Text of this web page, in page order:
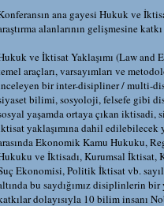
ana gayesi Hukuk ve
alanlarının gelişmesine
ve İktisat Yaklaşımı (Law
araçları, varsayımları ve
bir inter-disipliner / multi-
bilimi, sosyoloji, felsefe gibi
yaşamda ortaya çıkan iktisadi,
yaklaşımına dahil
Ekonomik Kamu Hukuku,
ve İktisadı, Kurumsal İktisat,
Ekonomisi, Politik İktisat vb.
bu saydığımız disiplinlerin
dolayısıyla 10 bilim insanı